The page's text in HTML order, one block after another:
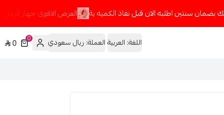
بضمان سنتين اطلبه الان قبل نفاذ الكميه ية العرض الاقوى جهاز الرمل
اللغة: العربيةالعملة: ريال سعودي 0
0